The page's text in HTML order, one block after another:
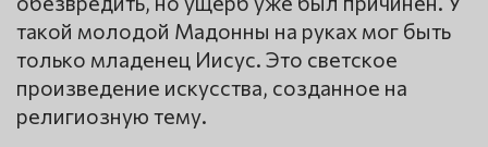
такой молодой Мадонны на руках мог быть
только младенец Иисус. Это светское
произведение искусства, созданное на
религиозную тему.